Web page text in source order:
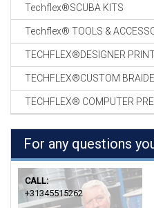
Techflex®SCUBA KITS
Techflex® TOOLS &
TECHFLEX®DESIGNER
TECHFLEX®CUSTOM
TECHFLEX® COMPUTER
For any questions
CALL:
+31345515262